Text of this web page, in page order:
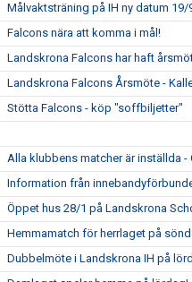
Målvaktsträning på IH ny datum 19/
Falcons nära att komma i mål!
Landskrona Falcons har haft
Landskrona Falcons Årsmöte -
Stötta Falcons - köp "soffbiljetter"
Alla klubbens matcher är inställda -
Information från
Öppet hus 28/1 på Landskrona
Hemmamatch för herrlaget på
Dubbelmöte i Landskrona IH på